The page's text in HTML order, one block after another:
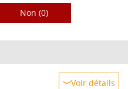
Non (0)
Voir détails